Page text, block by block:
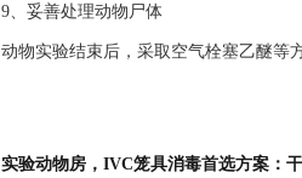
9、妥善处理动物尸体
动物实验结束后，采取空气栓塞乙醚等
实验动物房，IVC笼具消毒首选方案：